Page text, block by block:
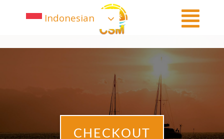
Indonesian
CHECKOUT